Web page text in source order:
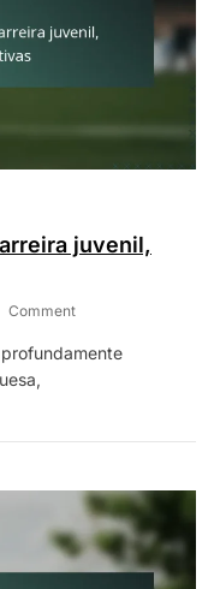
juvenil,
CommentOn
Costa:
Juvenil,
Significativas